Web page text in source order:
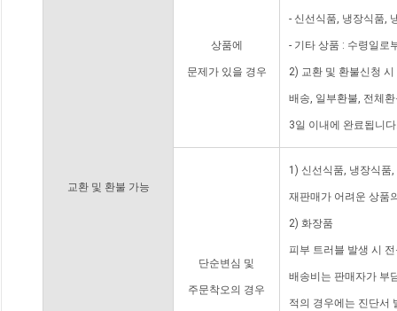
교환 및 환불 가능
상품에
문제가 있을 경우
- 신선식품, 냉장식품,
- 기타 상품 : 수령일로
2) 교환 및 환불신청
배송, 일부환불, 전체
3일 이내에 완료됩니
단순변심 및
주문착오의 경우
1) 신선식품, 냉장식품
재판매가 어려운 상품
2) 화장품
피부 트러블 발생 시
배송비는 판매자가 부
적의 경우에는 진단서